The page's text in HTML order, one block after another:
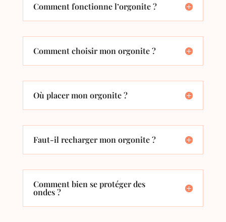
Comment fonctionne l’orgonite ?
Comment choisir mon orgonite ?
Où placer mon orgonite ?
Faut-il recharger mon orgonite ?
Comment bien se protéger des
ondes ?